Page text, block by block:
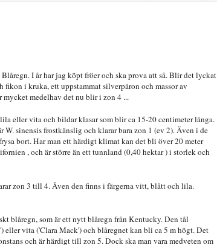
Blåregn. I år har jag köpt fröer och ska prova att så. Blir det lyckat
i kruka, ett uppstammat silverpäron och massor av
medelhav det nu blir i zon 4 ...
eller vita och bildar klasar som blir ca 15-20 centimeter långa.
sinensis frostkänslig och klarar bara zon 1 (ev 2). Även i de
bort. Har man ett härdigt klimat kan det bli över 20 meter
, och är större än ett tunnland (0,40 hektar ) i storlek och
zon 3 till 4. Även den finns i färgerna vitt, blått och lila.
blåregn, som är ett nytt blåregn från Kentucky. Den tål
vita ('Clara Mack') och blåregnet kan bli ca 5 m högt. Det
och är härdigt till zon 5. Dock ska man vara medveten om